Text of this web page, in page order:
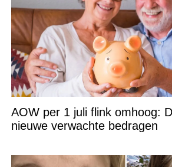
AOW per 1 juli flink omhoog:
nieuwe verwachte bedragen